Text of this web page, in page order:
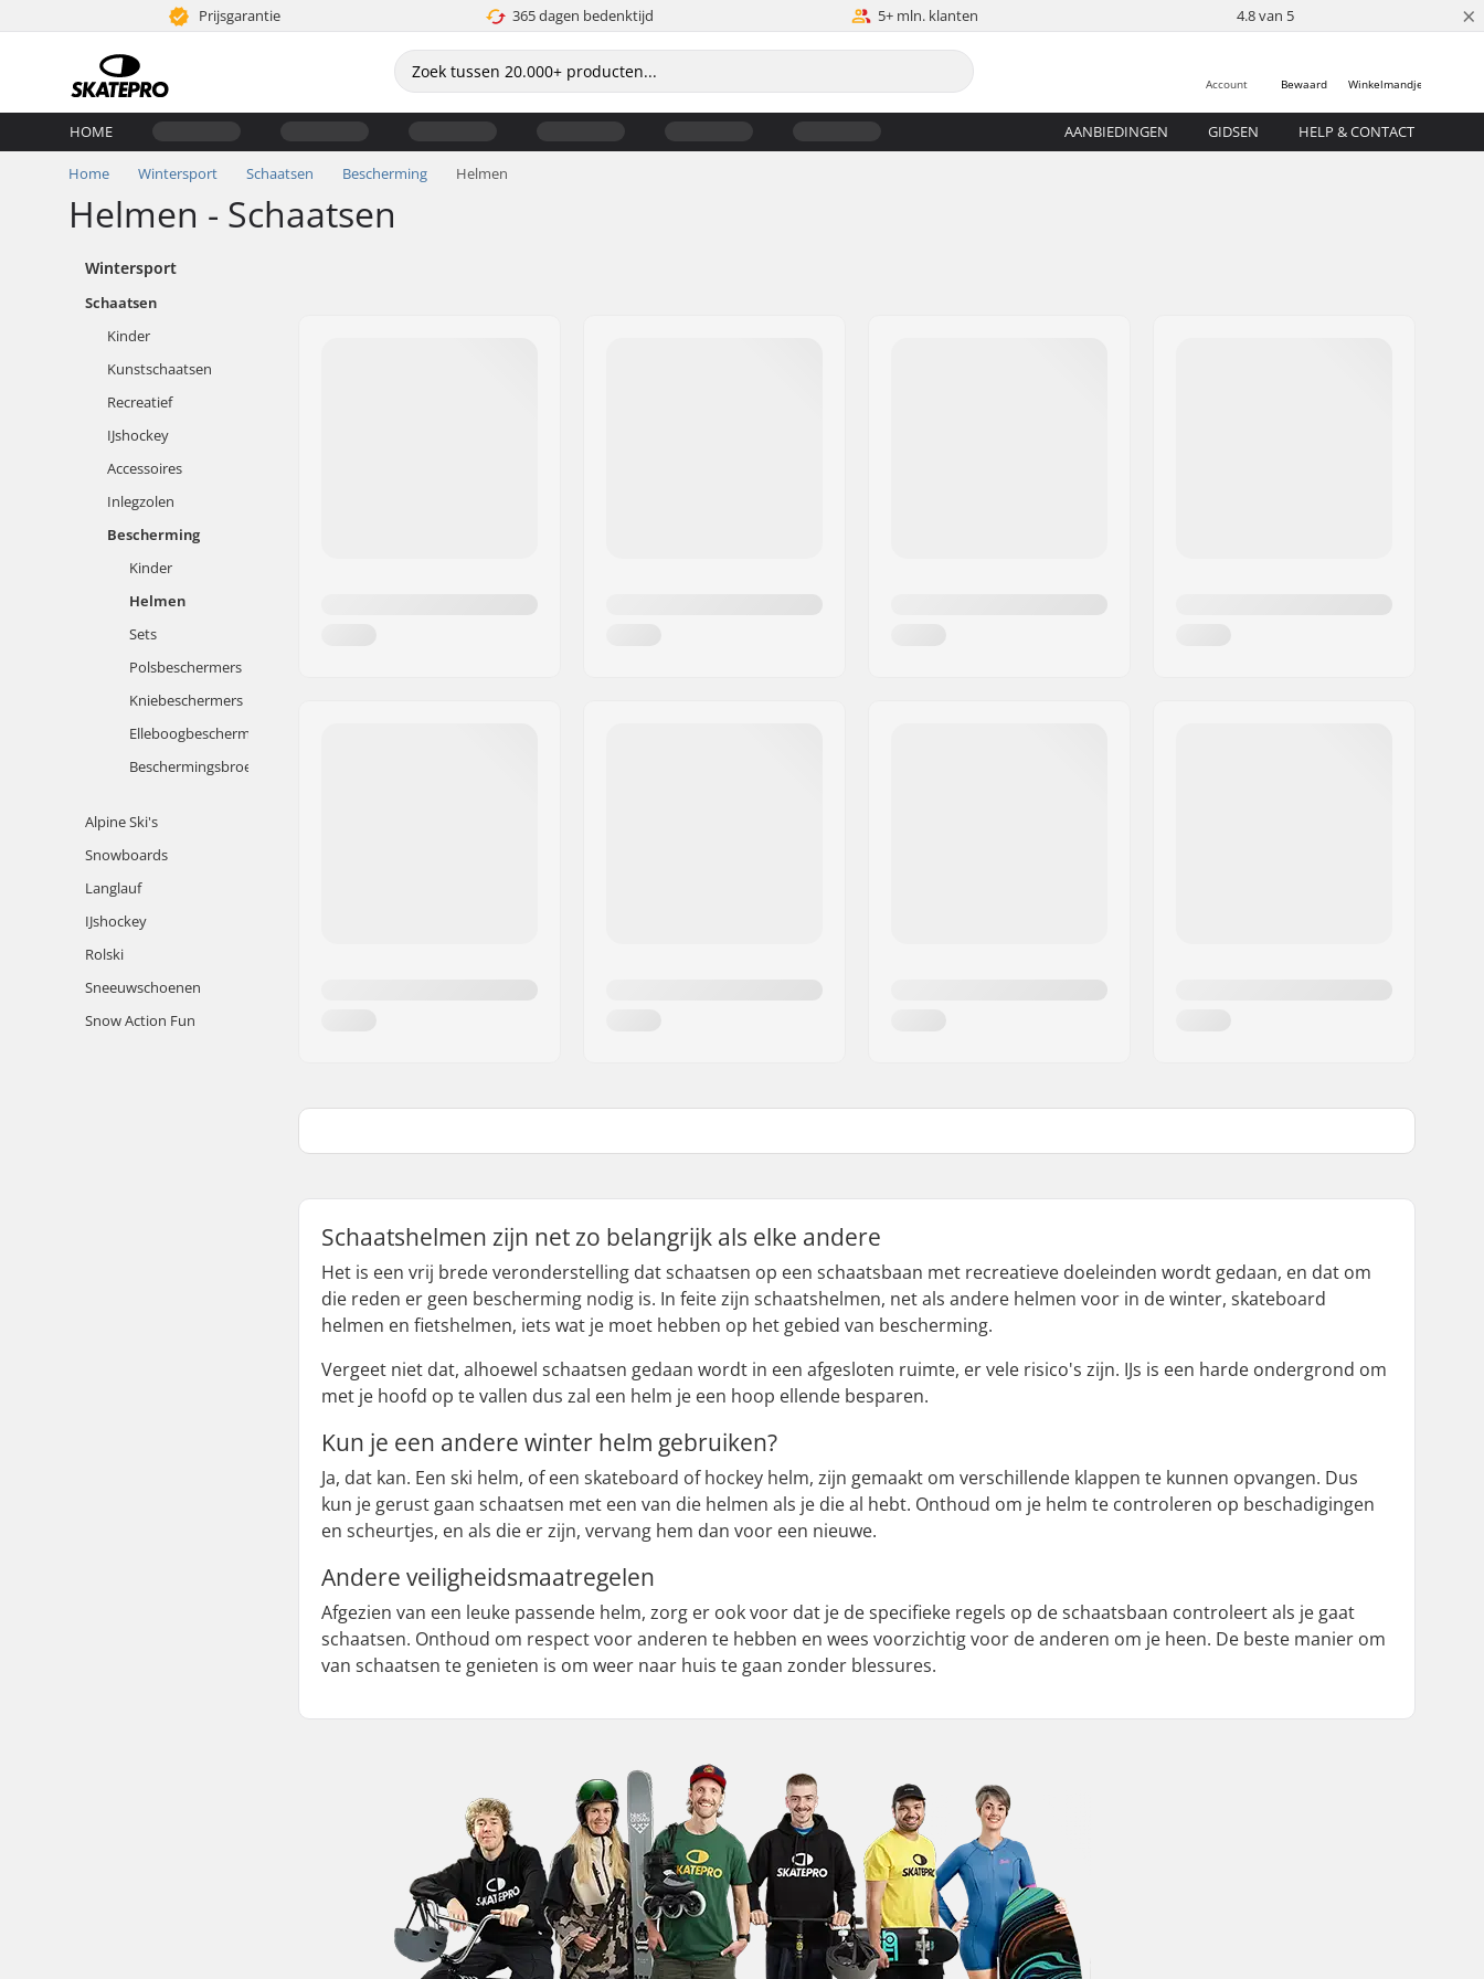
Prijsgarantie 365 dagen bedenktijd 5+ mln. klanten 4.8 van 5 ×
Winkelmandje
Bewaard
Account
HOME AANBIEDINGEN GIDSEN HELP & CONTACT
Home Wintersport Schaatsen Bescherming Helmen
Helmen - Schaatsen
Wintersport
Schaatsen
Kinder
Kunstschaatsen
Recreatief
IJshockey
Accessoires
Inlegzolen
Bescherming
Kinder
Helmen
Sets
Polsbeschermers
Kniebeschermers
Elleboogbeschermers
Beschermingsbroek
Alpine Ski's
Snowboards
Langlauf
IJshockey
Rolski
Sneeuwschoenen
Snow Action Fun
Schaatshelmen zijn net zo belangrijk als elke andere
Het is een vrij brede veronderstelling dat schaatsen op een schaatsbaan met recreatieve doeleinden wordt gedaan, en dat om
die reden er geen bescherming nodig is. In feite zijn schaatshelmen, net als andere helmen voor in de winter, skateboard
helmen en fietshelmen, iets wat je moet hebben op het gebied van bescherming.
Vergeet niet dat, alhoewel schaatsen gedaan wordt in een afgesloten ruimte, er vele risico's zijn. IJs is een harde ondergrond om
met je hoofd op te vallen dus zal een helm je een hoop ellende besparen.
Kun je een andere winter helm gebruiken?
Ja, dat kan. Een ski helm, of een skateboard of hockey helm, zijn gemaakt om verschillende klappen te kunnen opvangen. Dus
kun je gerust gaan schaatsen met een van die helmen als je die al hebt. Onthoud om je helm te controleren op beschadigingen
en scheurtjes, en als die er zijn, vervang hem dan voor een nieuwe.
Andere veiligheidsmaatregelen
Afgezien van een leuke passende helm, zorg er ook voor dat je de specifieke regels op de schaatsbaan controleert als je gaat
schaatsen. Onthoud om respect voor anderen te hebben en wees voorzichtig voor de anderen om je heen. De beste manier om
van schaatsen te genieten is om weer naar huis te gaan zonder blessures.